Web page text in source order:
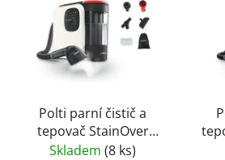
Polti parní čistič a
tepovač StainOver
SC30
Skladem (8 ks)